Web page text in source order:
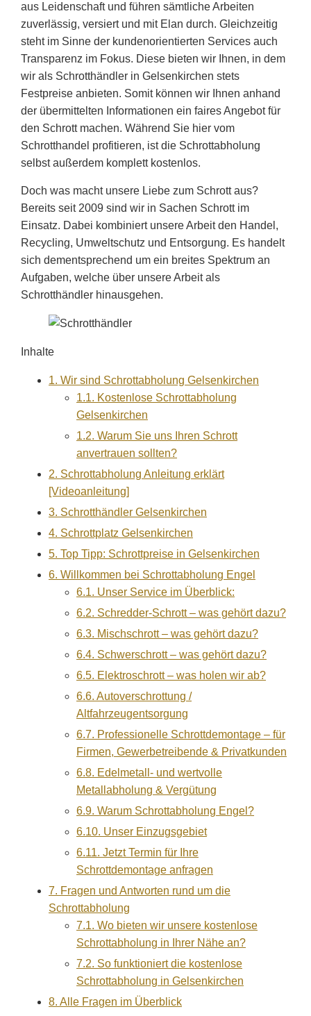
aus Leidenschaft und führen sämtliche Arbeiten
zuverlässig, versiert und mit Elan durch. Gleichzeitig
steht im Sinne der kundenorientierten Services auch
Transparenz im Fokus. Diese bieten wir Ihnen, in dem
wir als Schrotthändler in Gelsenkirchen stets
Festpreise anbieten. Somit können wir Ihnen anhand
der übermittelten Informationen ein faires Angebot für
den Schrott machen. Während Sie hier vom
Schrotthandel profitieren, ist die Schrottabholung
selbst außerdem komplett kostenlos.
Doch was macht unsere Liebe zum Schrott aus?
Bereits seit 2009 sind wir in Sachen Schrott im
Einsatz. Dabei kombiniert unsere Arbeit den Handel,
Recycling, Umweltschutz und Entsorgung. Es handelt
sich dementsprechend um ein breites Spektrum an
Aufgaben, welche über unsere Arbeit als
Schrotthändler hinausgehen.
Inhalte
1. Wir sind Schrottabholung Gelsenkirchen
1.1. Kostenlose Schrottabholung
Gelsenkirchen
1.2. Warum Sie uns Ihren Schrott
anvertrauen sollten?
2. Schrottabholung Anleitung erklärt
[Videoanleitung]
3. Schrotthändler Gelsenkirchen
4. Schrottplatz Gelsenkirchen
5. Top Tipp: Schrottpreise in Gelsenkirchen
6. Willkommen bei Schrottabholung Engel
6.1. Unser Service im Überblick:
6.2. Schredder-Schrott – was gehört dazu?
6.3. Mischschrott – was gehört dazu?
6.4. Schwerschrott – was gehört dazu?
6.5. Elektroschrott – was holen wir ab?
6.6. Autoverschrottung /
Altfahrzeugentsorgung
6.7. Professionelle Schrottdemontage – für
Firmen, Gewerbetreibende & Privatkunden
6.8. Edelmetall- und wertvolle
Metallabholung & Vergütung
6.9. Warum Schrottabholung Engel?
6.10. Unser Einzugsgebiet
6.11. Jetzt Termin für Ihre
Schrottdemontage anfragen
7. Fragen und Antworten rund um die
Schrottabholung
7.1. Wo bieten wir unsere kostenlose
Schrottabholung in Ihrer Nähe an?
7.2. So funktioniert die kostenlose
Schrottabholung in Gelsenkirchen
8. Alle Fragen im Überblick